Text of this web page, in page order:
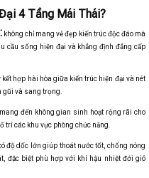
4 Tầng Mái Thái?
không chỉ mang vẻ đẹp kiến trúc độc đáo mà
cầu sống hiện đại và khẳng định đẳng cấp
kết hợp hài hòa giữa kiến trúc hiện đại và nét
gũi và sang trọng.
đến không gian sinh hoạt rộng rãi cho
trí các khu vực phòng chức năng.
độ dốc lớn giúp thoát nước tốt, chống nóng
đặc biệt phù hợp với khí hậu nhiệt đới gió